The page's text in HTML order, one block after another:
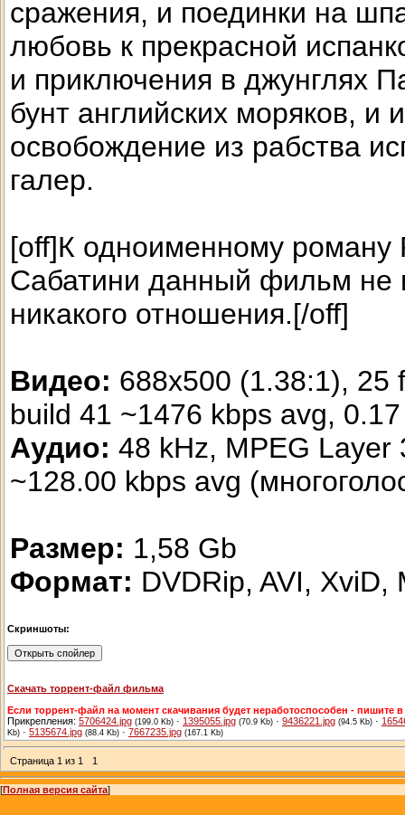
сражения, и поединки на
любовь к прекрасной
и приключения в джунглях
бунт английских моряков, и
освобождение из рабства
галер.
[off]К одноименному роману
Сабатини данный фильм не
никакого отношения.[/off]
Видео: 688x500 (1.38:1), 25
build 41 ~1476 kbps avg,
Аудио: 48 kHz, MPEG Layer
~128.00 kbps avg
Размер: 1,58 Gb
Формат: DVDRip, AVI, XviD,
Скриншоты:
Скачать торрент-файл фильма
Если торрент-файл на момент скачивания будет неработоспособен - пишите
Прикрепления: 5706424.jpg (199.0 Kb) · 1395055.jpg (70.9 Kb) · 9436221.jpg (94.5 Kb) ·
Kb) · 5135674.jpg (88.4 Kb) · 7667235.jpg (167.1 Kb)
Страница 1 из 1 1
[Полная версия сайта]